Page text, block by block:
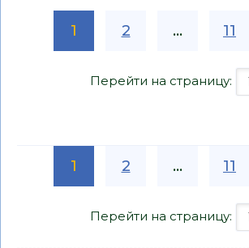
1 2 ... 11
Перейти на страницу:
1 2 ... 11
Перейти на страницу: